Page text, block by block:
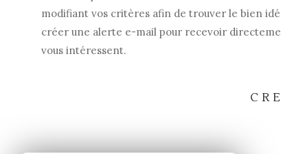
modifiant vos critères afin de trouver le bien
créer une alerte e-mail pour recevoir
vous intéressent.